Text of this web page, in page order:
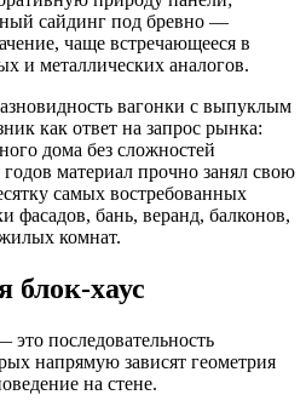
сайдинг под бревно —
чаще встречающееся в
и металлических аналогов.
вагонки с выпуклым
как ответ на запрос рынка:
дома без сложностей
материал прочно занял свою
самых востребованных
фасадов, бань, веранд, балконов,
комнат.
блок-хаус
это последовательность
напрямую зависят геометрия
на стене.